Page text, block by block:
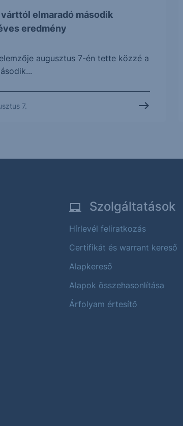
elmaradó második
eredmény
augusztus 7-én tette közzé a
7.
Szolgáltatások
Hírlevél feliratkozás
Certifikát és warrant kereső
Alapkereső
Alapok összehasonlítása
Árfolyam értesítő